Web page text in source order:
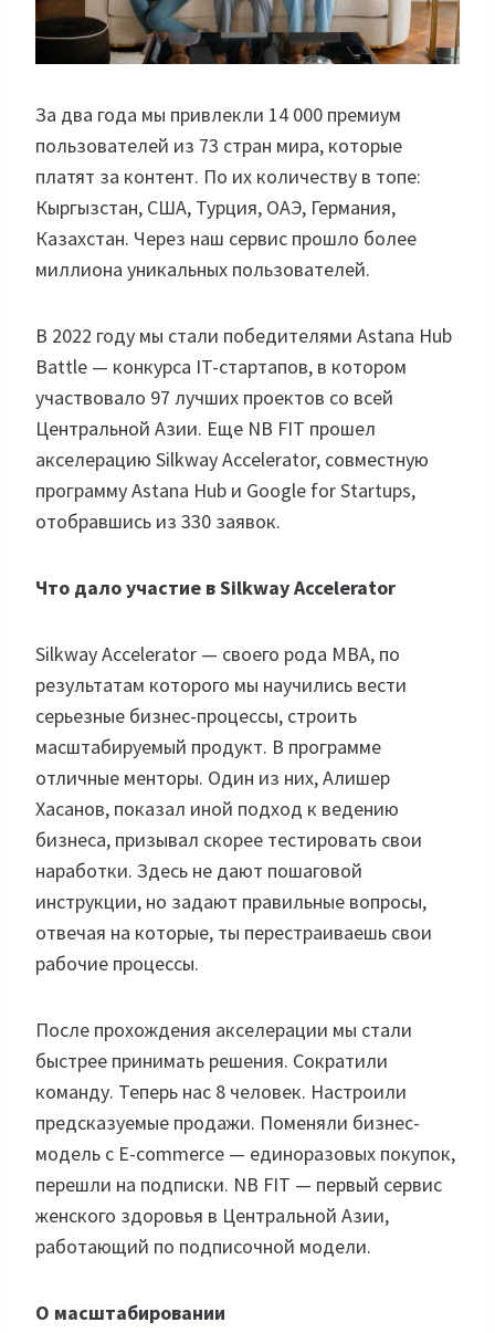
За два года мы привлекли 14 000 премиум
пользователей из 73 стран мира, которые
платят за контент. По их количеству в топе:
Кыргызстан, США, Турция, ОАЭ, Германия,
Казахстан. Через наш сервис прошло более
миллиона уникальных пользователей.
В 2022 году мы стали победителями Astana Hub
Battle — конкурса IT-стартапов, в котором
участвовало 97 лучших проектов со всей
Центральной Азии. Еще NB FIT прошел
акселерацию Silkway Accelerator, совместную
программу Astana Hub и Google for Startups,
отобравшись из 330 заявок.
Что дало участие в Silkway Accelerator
Silkway Accelerator — своего рода MBA, по
результатам которого мы научились вести
серьезные бизнес-процессы, строить
масштабируемый продукт. В программе
отличные менторы. Один из них, Алишер
Хасанов, показал иной подход к ведению
бизнеса, призывал скорее тестировать свои
наработки. Здесь не дают пошаговой
инструкции, но задают правильные вопросы,
отвечая на которые, ты перестраиваешь свои
рабочие процессы.
После прохождения акселерации мы стали
быстрее принимать решения. Сократили
команду. Теперь нас 8 человек. Настроили
предсказуемые продажи. Поменяли бизнес-
модель с Е-commerce — единоразовых покупок,
перешли на подписки. NB FIT — первый сервис
женского здоровья в Центральной Азии,
работающий по подписочной модели.
О масштабировании